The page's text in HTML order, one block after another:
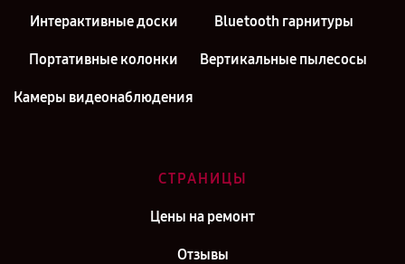
Интерактивные доски Bluetooth гарнитуры
Портативные колонки Вертикальные пылесосы
Камеры видеонаблюдения
СТРАНИЦЫ
Цены на ремонт
Отзывы